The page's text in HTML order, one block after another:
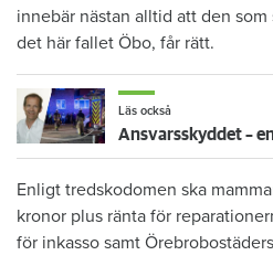
innebär nästan alltid att den
det här fallet Öbo, får rätt.
Läs också
Enligt tredskodomen ska
kronor plus ränta för
för inkasso samt